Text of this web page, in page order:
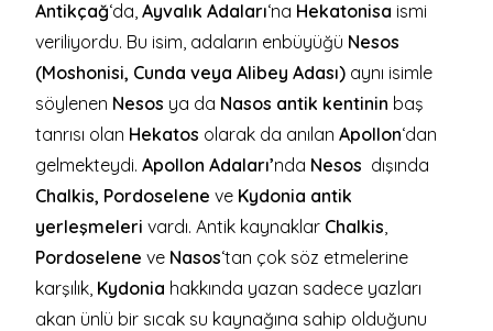
Antikçağ‘da,Ayvalık Adaları‘na Hekatonisa ismi
veriliyordu. Bu isim, adaların enbüyüğü Nesos
(Moshonisi, Cunda veya Alibey Adası) aynı isimle
söylenen Nesos ya da Nasos antik kentinin baş
tanrısı olan Hekatos olarak da anılanApollon‘dan
gelmekteydi.Apollon Adaları’nda Nesos dışında
Chalkis, Pordoselene ve Kydonia antik
yerleşmeleri vardı. Antik kaynaklar Chalkis
Pordoselene ve Nasos‘tan çok söz etmelerine
karşılık, Kydonia hakkında yazan sadece yazları
akan ünlü bir sıcak su kaynağına sahip olduğunu